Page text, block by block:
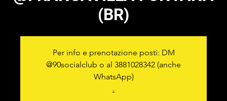
(BR)
Per info e prenotazione posti: DM
@90socialclub o al 3881028342 (anche
WhatsApp)
.